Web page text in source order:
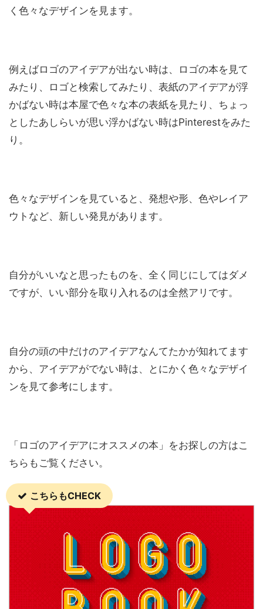
く色々なデザインを見ます。
例えばロゴのアイデアが出ない時は、ロゴの本を見て
みたり、ロゴと検索してみたり、表紙のアイデアが浮
かばない時は本屋で色々な本の表紙を見たり、ちょっ
としたあしらいが思い浮かばない時はPinterestをみた
り。
色々なデザインを見ていると、発想や形、色やレイア
ウトなど、新しい発見があります。
自分がいいなと思ったものを、全く同じにしてはダメ
ですが、いい部分を取り入れるのは全然アリです。
自分の頭の中だけのアイデアなんてたかが知れてます
から、アイデアがでない時は、とにかく色々なデザイ
ンを見て参考にします。
「ロゴのアイデアにオススメの本」をお探しの方はこ
ちらもご覧ください。
こちらもCHECK